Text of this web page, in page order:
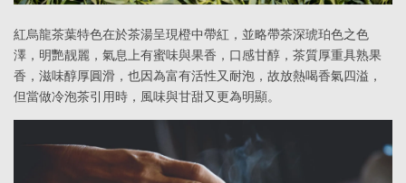
紅烏龍茶葉特色在於茶湯呈現橙中帶紅，並略帶茶深琥珀色之色
澤，明艷靓麗，氣息上有蜜味與果香，口感甘醇，茶質厚重具熟果
香，滋味醇厚圓滑，也因為富有活性又耐泡，故放熱喝香氣四溢，
但當做冷泡茶引用時，風味與甘甜又更為明顯。